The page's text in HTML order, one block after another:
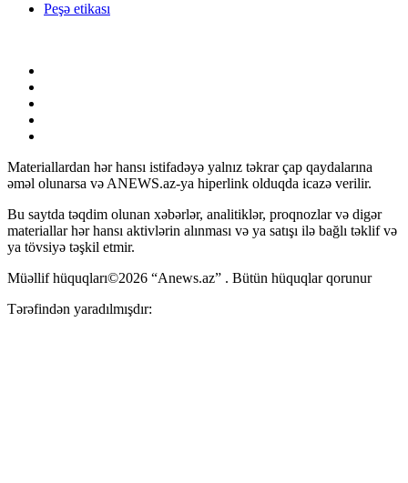
Peşə etikası
Materiallardan hər hansı istifadəyə yalnız təkrar çap qaydalarına
əməl olunarsa və ANEWS.az-ya hiperlink olduqda icazə verilir.
Bu saytda təqdim olunan xəbərlər, analitiklər, proqnozlar və digər
materiallar hər hansı aktivlərin alınması və ya satışı ilə bağlı təklif və
ya tövsiyə təşkil etmir.
Müəllif hüquqları©2026 “Anews.az” . Bütün hüquqlar qorunur
Tərəfindən yaradılmışdır: